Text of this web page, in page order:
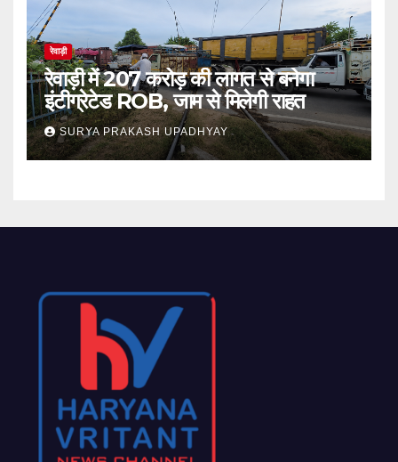
रेवाड़ी
रेवाड़ी में 207 करोड़ की लागत से बनेगा
इंटीग्रेटेड ROB, जाम से मिलेगी राहत
SURYA PRAKASH UPADHYAY